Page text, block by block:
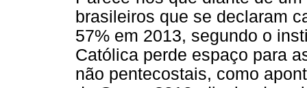
brasileiros que se declaram
57% em 2013, segundo o
Católica perde espaço para
não pentecostais, como